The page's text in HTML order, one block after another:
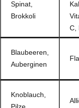
Spinat,
Brokkoli
C,
Blaubeeren,
Auberginen
Knoblauch,